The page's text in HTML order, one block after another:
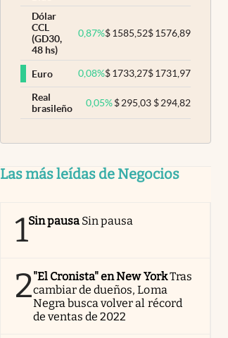
Dólar
CCL
(GD30,
48 hs)
0,87%$1585,52$1576,89
Euro 0,08%$1733,27$1731,97
Real
brasileño
0,05% $295,03 $294,82
Las más leídas de Negocios
1Sin pausa Sin pausa
2"El Cronista" en New YorkTras
cambiar de dueños, Loma
Negra busca volver al récord
de ventas de 2022